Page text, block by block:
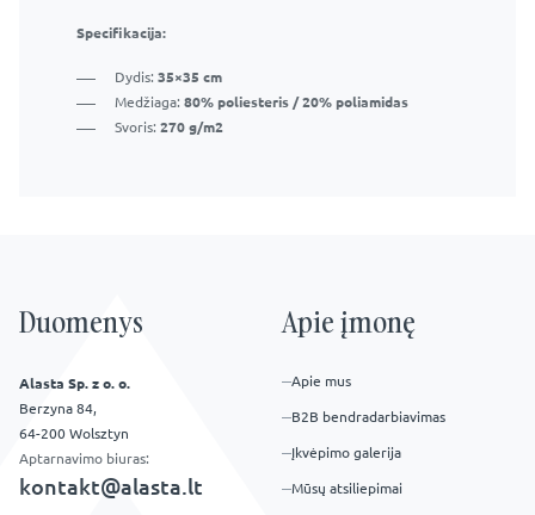
Specifikacija:
Dydis: 35×35 cm
Medžiaga: 80% poliesteris / 20% poliamidas
Svoris: 270 g/m2
Apie įmonę
Apie mus
B2B bendradarbiavimas
Įkvėpimo galerija
Mūsų atsiliepimai
Duomenys
Alasta Sp. z o. o.
Berzyna 84,
64-200 Wolsztyn
Aptarnavimo biuras:
kontakt@alasta.lt